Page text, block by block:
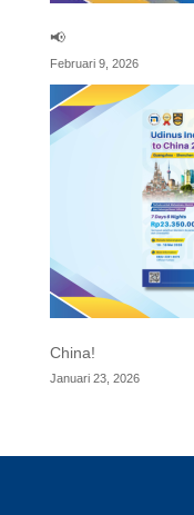
📢
Februari 9, 2026
China!
Januari 23, 2026